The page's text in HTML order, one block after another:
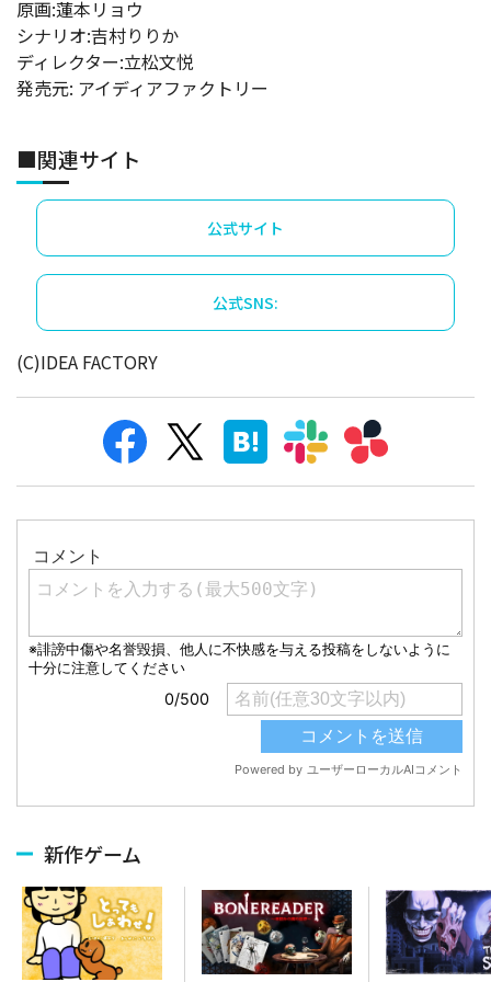
原画:蓮本リョウ
シナリオ:吉村りりか
ディレクター:立松文悦
発売元: アイディアファクトリー
■関連サイト
公式サイト
公式SNS:
(C)IDEA FACTORY
新作ゲーム